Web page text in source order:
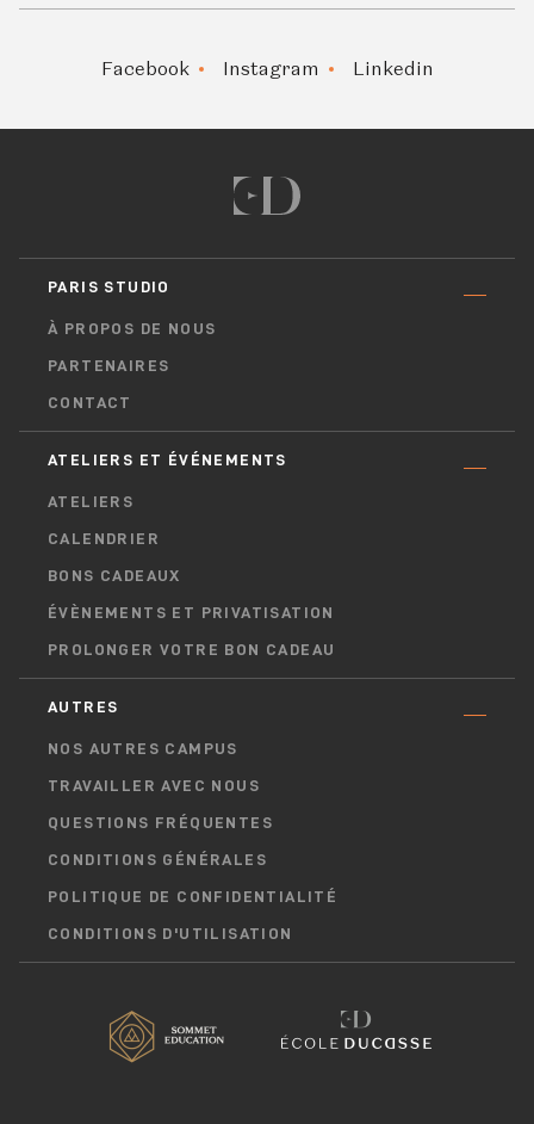
Facebook Instagram Linkedin
PARIS STUDIO
À PROPOS DE NOUS
PARTENAIRES
CONTACT
ATELIERS ET ÉVÉNEMENTS
ATELIERS
CALENDRIER
BONS CADEAUX
ÉVÈNEMENTS ET PRIVATISATION
PROLONGER VOTRE BON CADEAU
AUTRES
NOS AUTRES CAMPUS
TRAVAILLER AVEC NOUS
QUESTIONS FRÉQUENTES
CONDITIONS GÉNÉRALES
POLITIQUE DE CONFIDENTIALITÉ
CONDITIONS D'UTILISATION